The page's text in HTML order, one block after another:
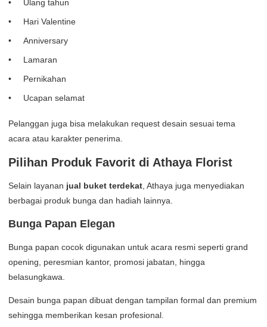
Ulang tahun
Hari Valentine
Anniversary
Lamaran
Pernikahan
Ucapan selamat
Pelanggan juga bisa melakukan request desain sesuai tema
acara atau karakter penerima.
Pilihan Produk Favorit di Athaya Florist
Selain layanan jual buket terdekat, Athaya juga menyediakan
berbagai produk bunga dan hadiah lainnya.
Bunga Papan Elegan
Bunga papan cocok digunakan untuk acara resmi seperti grand
opening, peresmian kantor, promosi jabatan, hingga
belasungkawa.
Desain bunga papan dibuat dengan tampilan formal dan premium
sehingga memberikan kesan profesional.